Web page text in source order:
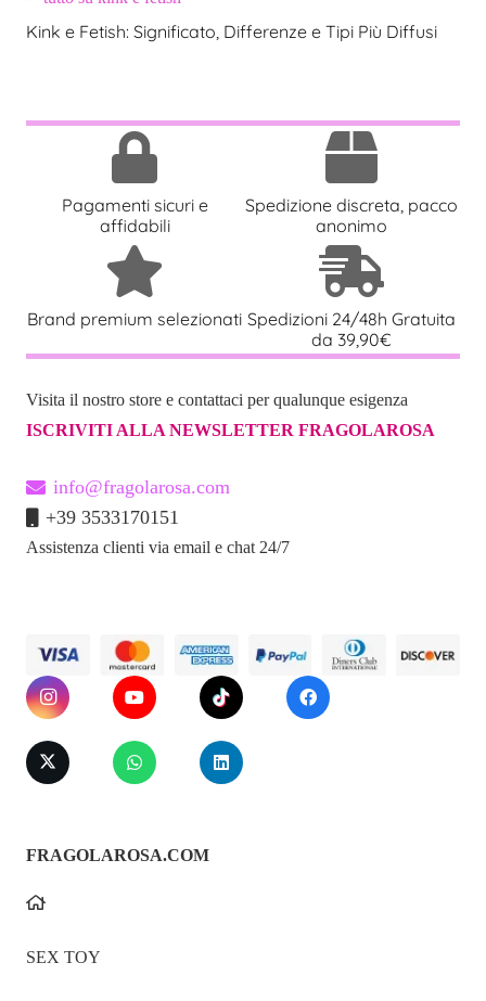
Kink e Fetish: Significato, Differenze e Tipi Più Diffusi
Pagamenti sicuri e
affidabili
Spedizione discreta, pacco
anonimo
Brand premium selezionati Spedizioni 24/48h Gratuita
da 39,90€
Visita il nostro store e contattaci per qualunque esigenza
ISCRIVITI ALLA NEWSLETTER FRAGOLAROSA
info@fragolarosa.com
+39 3533170151
Assistenza clienti via email e chat 24/7
FRAGOLAROSA.COM
SEX TOY